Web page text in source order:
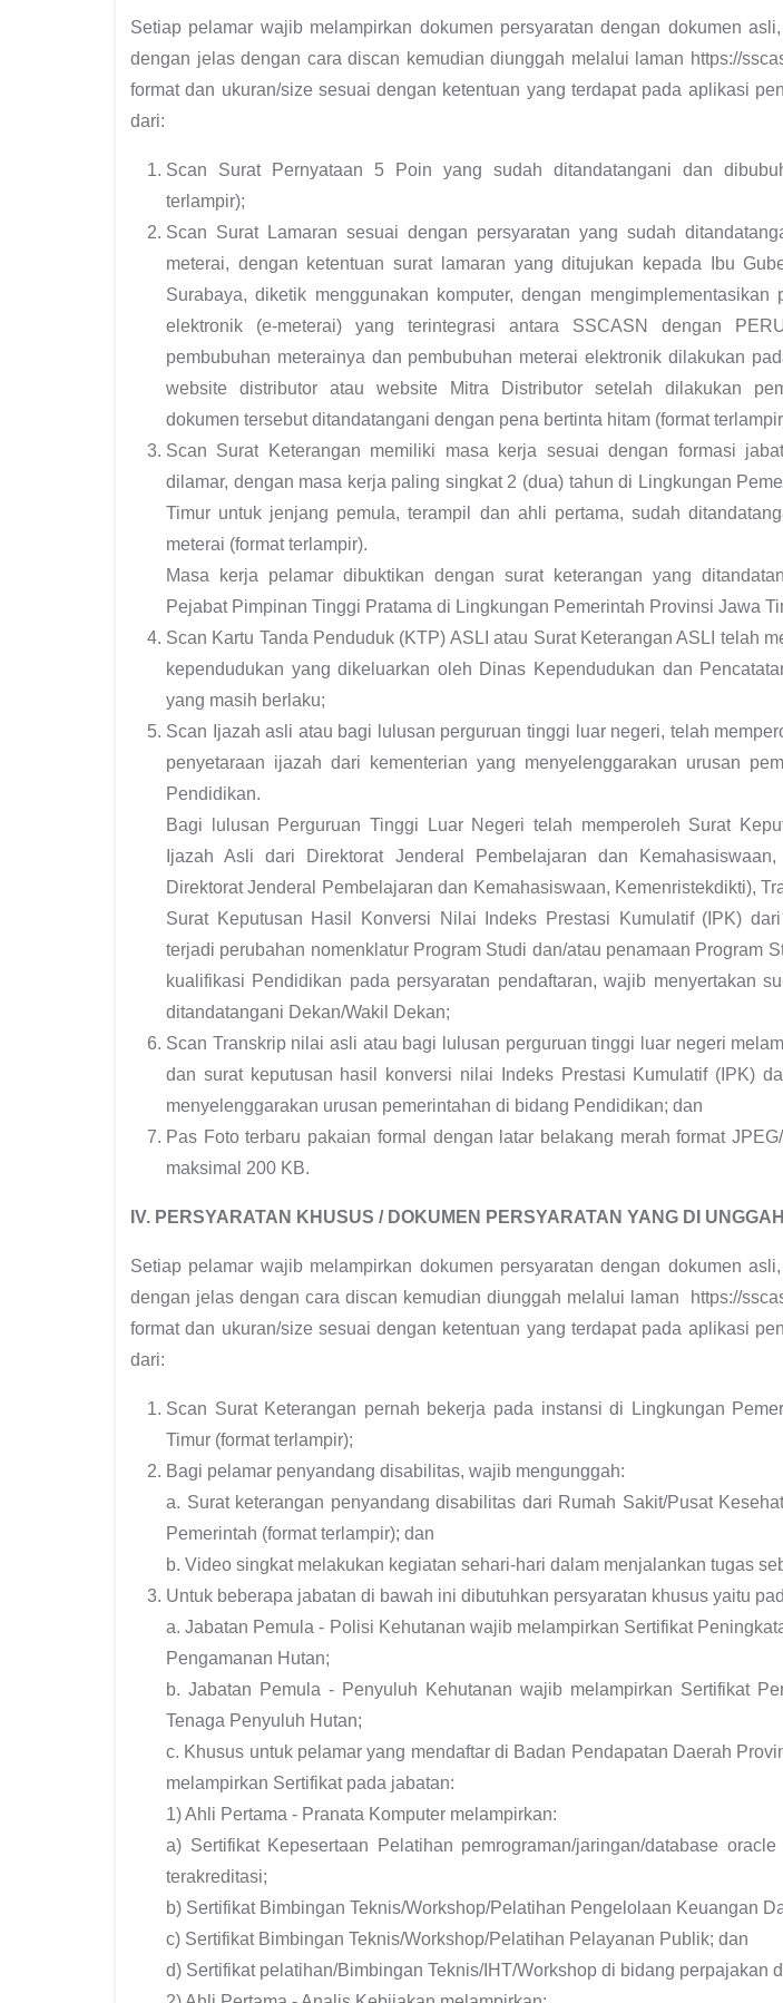
Setiap pelamar wajib melampirkan dokumen persyaratan dengan dokumen
dengan jelas dengan cara discan kemudian diunggah melalui laman https://
format dan ukuran/size sesuai dengan ketentuan yang terdapat pada aplikasi
dari:
Scan Surat Pernyataan 5 Poin yang sudah ditandatangani dan
terlampir);
Scan Surat Lamaran sesuai dengan persyaratan yang sudah
meterai, dengan ketentuan surat lamaran yang ditujukan kepada Ibu
Surabaya, diketik menggunakan komputer, dengan mengimplementasikan
elektronik (e-meterai) yang terintegrasi antara SSCASN dengan
pembubuhan meterainya dan pembubuhan meterai elektronik dilakukan
website distributor atau website Mitra Distributor setelah dilakukan
dokumen tersebut ditandatangani dengan pena bertinta hitam (format
Scan Surat Keterangan memiliki masa kerja sesuai dengan formasi
dilamar, dengan masa kerja paling singkat 2 (dua) tahun di Lingkungan
Timur untuk jenjang pemula, terampil dan ahli pertama, sudah
meterai (format terlampir).
Masa kerja pelamar dibuktikan dengan surat keterangan yang
Pejabat Pimpinan Tinggi Pratama di Lingkungan Pemerintah Provinsi Jawa
Scan Kartu Tanda Penduduk (KTP) ASLI atau Surat Keterangan ASLI telah
kependudukan yang dikeluarkan oleh Dinas Kependudukan dan
yang masih berlaku;
Scan Ijazah asli atau bagi lulusan perguruan tinggi luar negeri, telah
penyetaraan ijazah dari kementerian yang menyelenggarakan urusan
Pendidikan.
Bagi lulusan Perguruan Tinggi Luar Negeri telah memperoleh Surat
Ijazah Asli dari Direktorat Jenderal Pembelajaran dan
Direktorat Jenderal Pembelajaran dan Kemahasiswaan, Kemenristekdikti),
Surat Keputusan Hasil Konversi Nilai Indeks Prestasi Kumulatif (IPK)
terjadi perubahan nomenklatur Program Studi dan/atau penamaan Program
kualifikasi Pendidikan pada persyaratan pendaftaran, wajib menyertakan
ditandatangani Dekan/Wakil Dekan;
Scan Transkrip nilai asli atau bagi lulusan perguruan tinggi luar negeri
dan surat keputusan hasil konversi nilai Indeks Prestasi Kumulatif (IPK)
menyelenggarakan urusan pemerintahan di bidang Pendidikan; dan
Pas Foto terbaru pakaian formal dengan latar belakang merah format
maksimal 200 KB.
IV. PERSYARATAN KHUSUS / DOKUMEN PERSYARATAN YANG DI UNGGAH
Setiap pelamar wajib melampirkan dokumen persyaratan dengan dokumen
dengan jelas dengan cara discan kemudian diunggah melalui laman https://
format dan ukuran/size sesuai dengan ketentuan yang terdapat pada aplikasi
dari:
Scan Surat Keterangan pernah bekerja pada instansi di Lingkungan
Timur (format terlampir);
Bagi pelamar penyandang disabilitas, wajib mengunggah:
a. Surat keterangan penyandang disabilitas dari Rumah Sakit/Pusat
Pemerintah (format terlampir); dan
b. Video singkat melakukan kegiatan sehari-hari dalam menjalankan tugas
Untuk beberapa jabatan di bawah ini dibutuhkan persyaratan khusus yaitu
a. Jabatan Pemula - Polisi Kehutanan wajib melampirkan Sertifikat
Pengamanan Hutan;
b. Jabatan Pemula - Penyuluh Kehutanan wajib melampirkan Sertifikat
Tenaga Penyuluh Hutan;
c. Khusus untuk pelamar yang mendaftar di Badan Pendapatan Daerah
melampirkan Sertifikat pada jabatan:
1) Ahli Pertama - Pranata Komputer melampirkan:
a) Sertifikat Kepesertaan Pelatihan pemrograman/jaringan/database
terakreditasi;
b) Sertifikat Bimbingan Teknis/Workshop/Pelatihan Pengelolaan Keuangan
c) Sertifikat Bimbingan Teknis/Workshop/Pelatihan Pelayanan Publik; dan
d) Sertifikat pelatihan/Bimbingan Teknis/IHT/Workshop di bidang perpajakan